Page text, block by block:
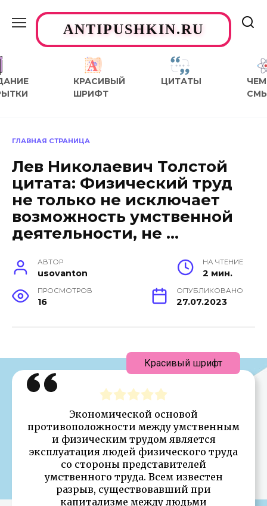
содержаниюANTIPUSHKIN.RU
КРАСИВЫЙ
ШРИФТ
ЦИТАТЫ
ЧЕМ
ГЛАВНАЯ СТРАНИЦА
Лев Николаевич Толстой
цитата: Физический труд
не только не исключает
возможность умственной
деятельности, не …
АВТОР
usovanton
НА ЧТЕНИЕ
2 мин.
ПРОСМОТРОВ
16
ОПУБЛИКОВАНО
27.07.2023
Экономической основой
противоположности между умственным
и физическим трудом является
эксплуатация людей физического труда
со стороны представителей
умственного труда. Всем известен
разрыв, существовавший при
капитализме между людьми
Красивый шрифт